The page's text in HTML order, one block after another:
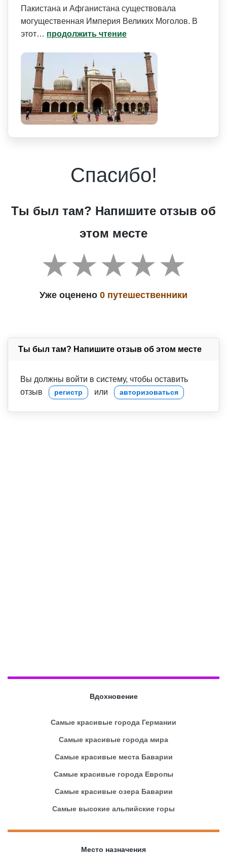
Пакистана и Афганистана существовала
могущественная Империя Великих Моголов. В
этот… продолжить чтение
Спасибо!
Ты был там? Напишите отзыв об
этом месте
Уже оценено 0 путешественники
Ты был там? Напишите отзыв об этом месте
Вы должны войти в систему, чтобы оставить
отзыв
регистр или авторизоваться
Вдохновение
Самые красивые города Германии
Самые красивые города мира
Самые красивые места Баварии
Самые красивые города Европы
Самые красивые озера Баварии
Самые высокие альпийские горы
Место назначения